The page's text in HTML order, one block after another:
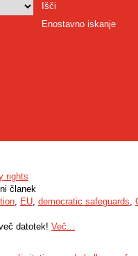
Išči
Enostavno iskanje
rights
članek
, EU, democratic safeguards,
datotek! Več...